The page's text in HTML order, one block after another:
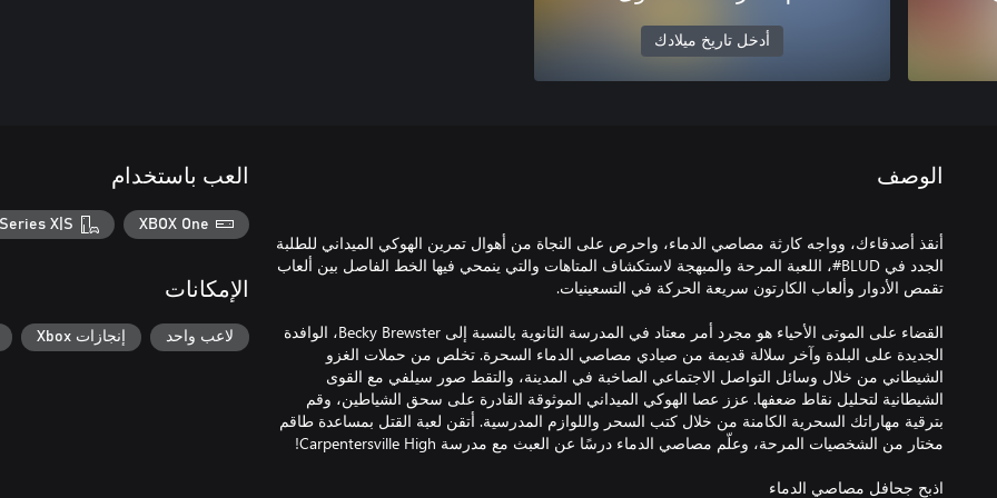
أدخل تاريخ ميلادك
الوصف
أنقذ أصدقاءك، وواجه كارثة مصاصي الدماء، واحرص على النجاة من أهوال تمرين الهوكي الميداني للطلبة
الجدد في ‎#BLUD، اللعبة المرحة والمبهجة لاستكشاف المتاهات والتي ينمحي فيها الخط الفاصل بين ألعاب
القضاء على الموتى الأحياء هو مجرد أمر معتاد في المدرسة الثانوية بالنسبة إلى Becky Brewster، الوافدة
الجديدة على البلدة وآخر سلالة قديمة من صيادي مصاصي الدماء السحرة. تخلص من حملات الغزو
الشيطاني من خلال وسائل التواصل الاجتماعي الصاخبة في المدينة، والتقط صور سيلفي مع القوى
الشيطانية لتحليل نقاط ضعفها. عزز عصا الهوكي الميداني الموثوقة القادرة على سحق الشياطين، وقم
بترقية مهاراتك السحرية الكامنة من خلال كتب السحر واللوازم المدرسية. أتقن لعبة القتل بمساعدة طاقم
العب باستخدام
XBOX One
X|S
الإمكانات
لاعب واحد إنجازات Xbox